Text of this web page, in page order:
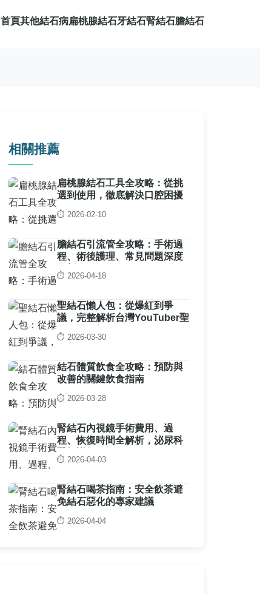
首頁其他結石病扁桃腺結石牙結石腎結石膽結石
相關推薦
扁桃腺結石工具全攻略：從挑
選到使用，徹底解決口腔困擾
⏱️ 2026-02-10
膽結石引流管全攻略：手術過
程、術後護理、常見問題深度
解析
⏱️ 2026-04-18
聖結石懶人包：從爆紅到爭
議，完整解析台灣YouTuber聖
結石的一切
⏱️ 2026-03-30
結石體質飲食全攻略：預防與
改善的關鍵飲食指南
⏱️ 2026-03-28
腎結石內視鏡手術費用、過
程、恢復時間全解析，泌尿科
醫師詳解
⏱️ 2026-04-03
腎結石喝茶指南：安全飲茶避
免結石惡化的專家建議
⏱️ 2026-04-04